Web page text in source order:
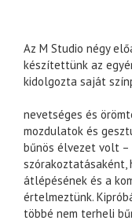
Az M Studio négy
készítettünk az
kidolgozta saját
nevetséges és
mozdulatok és
bűnös élvezet volt
szórakoztatásaként,
átlépésének és a
értelmeztünk.
többé nem terheli